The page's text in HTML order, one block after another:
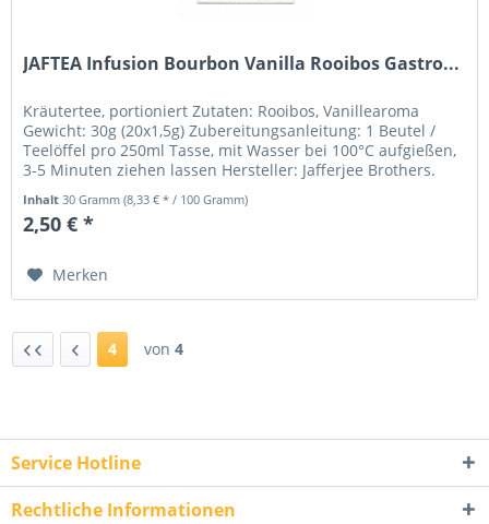
JAFTEA Infusion Bourbon Vanilla Rooibos Gastro...
Kräutertee, portioniert Zutaten: Rooibos, Vanillearoma
Gewicht: 30g (20x1,5g) Zubereitungsanleitung: 1 Beutel /
Teelöffel pro 250ml Tasse, mit Wasser bei 100°C aufgießen,
3-5 Minuten ziehen lassen Hersteller: Jafferjee Brothers.
Inhalt30 Gramm(8,33 € * / 100 Gramm)
2,50 € *
Merken
4 von 4
Service Hotline
Rechtliche Informationen